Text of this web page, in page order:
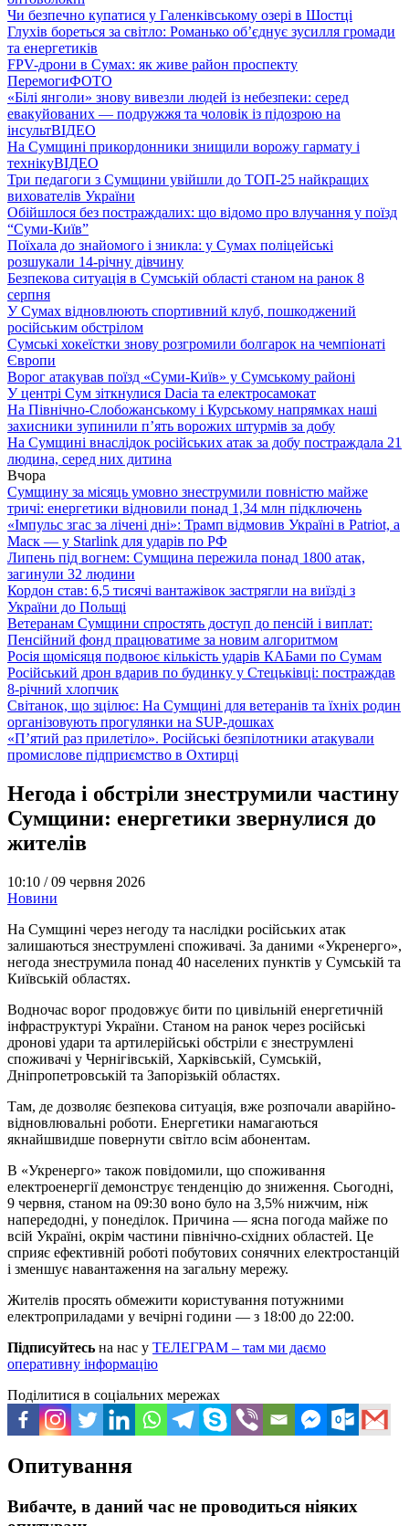
Чи безпечно купатися у Галенківському озері в Шостці
Глухів бореться за світло: Романько об’єднує зусилля громади
та енергетиків
FPV-дрони в Сумах: як живе район проспекту
ПеремогиФОТО
«Білі янголи» знову вивезли людей із небезпеки: серед
евакуйованих — подружжя та чоловік із підозрою на
інсультВІДЕО
На Сумщині прикордонники знищили ворожу гармату і
технікуВІДЕО
Три педагоги з Сумщини увійшли до ТОП-25 найкращих
вихователів України
Обійшлося без постраждалих: що відомо про влучання у поїзд
“Суми-Київ”
Поїхала до знайомого і зникла: у Сумах поліцейські
розшукали 14-річну дівчину
Безпекова ситуація в Сумській області станом на ранок 8
серпня
У Сумах відновлюють спортивний клуб, пошкоджений
російським обстрілом
Сумські хокеїстки знову розгромили болгарок на чемпіонаті
Європи
Ворог атакував поїзд «Суми-Київ» у Сумському районі
У центрі Сум зіткнулися Dacia та електросамокат
На Північно-Слобожанському і Курському напрямках наші
захисники зупинили п’ять ворожих штурмів за добу
На Сумщині внаслідок російських атак за добу постраждала 21
людина, серед них дитина
Вчора
Сумщину за місяць умовно знеструмили повністю майже
тричі: енергетики відновили понад 1,34 млн підключень
«Імпульс згас за лічені дні»: Трамп відмовив Україні в Patriot, а
Маск — у Starlink для ударів по РФ
Липень під вогнем: Сумщина пережила понад 1800 атак,
загинули 32 людини
Кордон став: 6,5 тисячі вантажівок застрягли на виїзді з
України до Польщі
Ветеранам Сумщини спростять доступ до пенсій і виплат:
Пенсійний фонд працюватиме за новим алгоритмом
Росія щомісяця подвоює кількість ударів КАБами по Сумам
Російський дрон вдарив по будинку у Стецьківці: постраждав
8-річний хлопчик
Світанок, що зцілює: На Сумщині для ветеранів та їхніх родин
організовують прогулянки на SUP-дошках
«П’ятий раз прилетіло». Російські безпілотники атакували
промислове підприємство в Охтирці
Негода і обстріли знеструмили частину
Сумщини: енергетики звернулися до
жителів
10:10 /09 червня 2026
Новини
На Сумщині через негоду та наслідки російських атак
залишаються знеструмлені споживачі. За даними «Укренерго»,
негода знеструмила понад 40 населених пунктів у Сумській та
Київській областях.
Водночас ворог продовжує бити по цивільній енергетичній
інфраструктурі України. Станом на ранок через російські
дронові удари та артилерійські обстріли є знеструмлені
споживачі у Чернігівській, Харківській, Сумській,
Дніпропетровській та Запорізькій областях.
Там, де дозволяє безпекова ситуація, вже розпочали аварійно-
відновлювальні роботи. Енергетики намагаються
якнайшвидше повернути світло всім абонентам.
В «Укренерго» також повідомили, що споживання
електроенергії демонструє тенденцію до зниження. Сьогодні,
9 червня, станом на 09:30 воно було на 3,5% нижчим, ніж
напередодні, у понеділок. Причина — ясна погода майже по
всій Україні, окрім частини північно-східних областей. Це
сприяє ефективній роботі побутових сонячних електростанцій
і зменшує навантаження на загальну мережу.
Жителів просять обмежити користування потужними
електроприладами у вечірні години — з 18:00 до 22:00.
Підписуйтесь на нас у ТЕЛЕГРАМ – там ми даємо
оперативну інформацію
Поділитися в соціальних мережах
Опитування
Вибачте, в даний час не проводиться ніяких